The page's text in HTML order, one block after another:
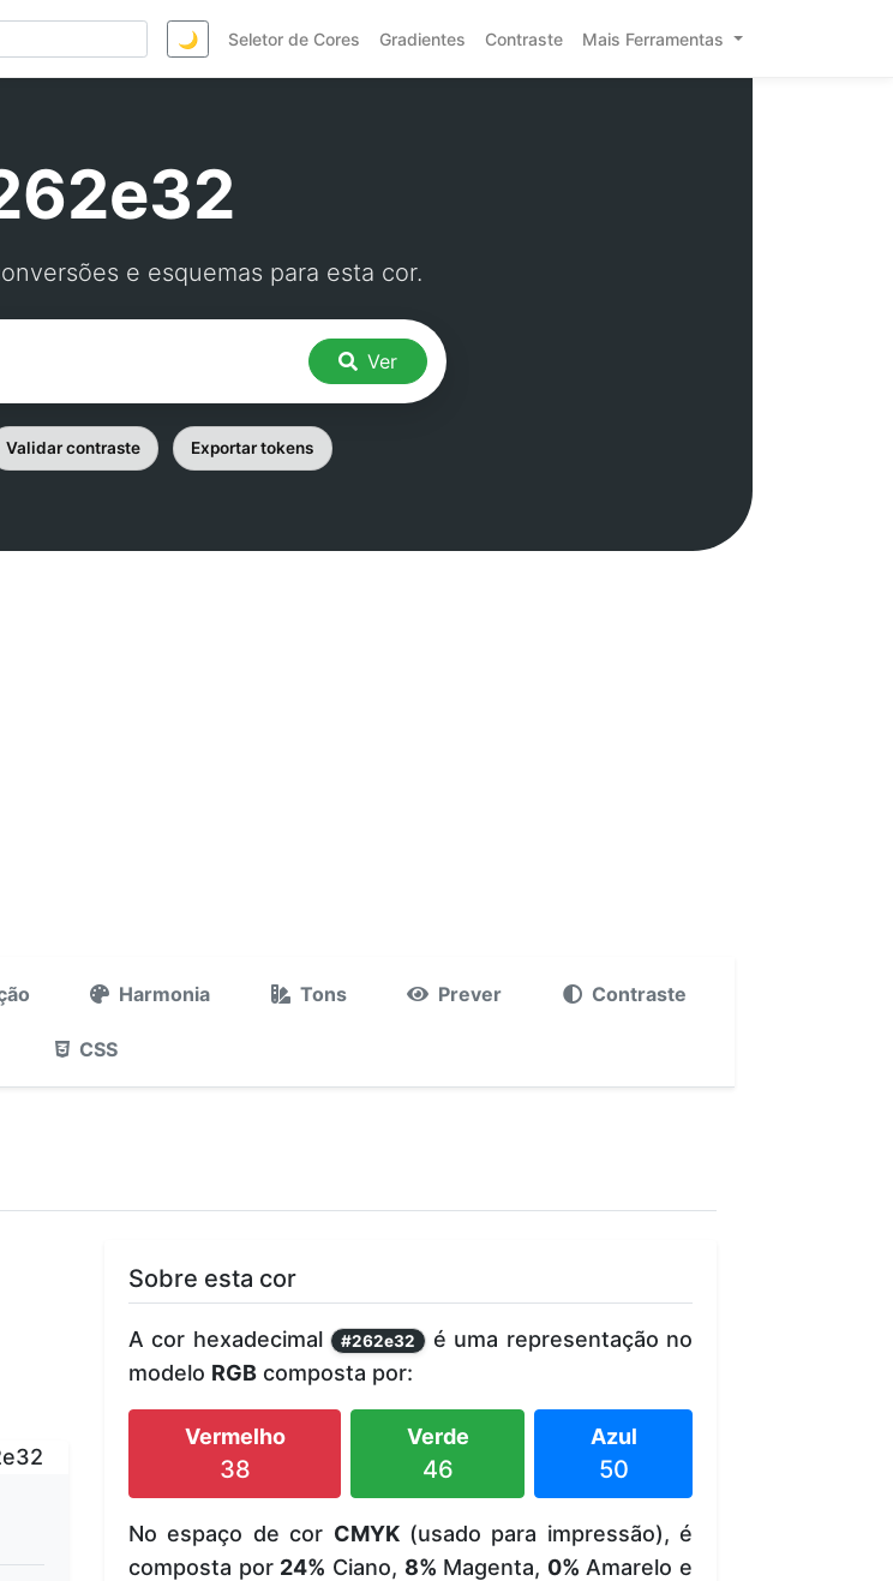
🌙 Seletor de Cores Gradientes Contraste Mais Ferramentas
e esquemas para esta cor.
Ver
Validar contraste Exportar tokens
Harmonia Tons Prever Contraste
CSS
Sobre esta cor
A cor hexadecimal #262e32
é uma representação no
modelo RGB composta por:
Vermelho
38
Verde
46
Azul
50
No espaço de cor CMYK(usado para impressão), é
composta por 24% Ciano, 8% Magenta, 0% Amarelo e